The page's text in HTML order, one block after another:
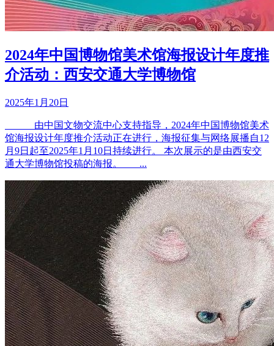
2024年中国博物馆美术馆海报设计年度推
介活动：西安交通大学博物馆
2025年1月20日
由中国文物交流中心支持指导，2024年中国博物馆美术
馆海报设计年度推介活动正在进行，海报征集与网络展播自12
月9日起至2025年1月10日持续进行。 本次展示的是由西安交
通大学博物馆投稿的海报。 ...